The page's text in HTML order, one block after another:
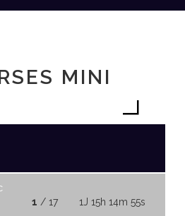
MINI
1 / 17 1J 15h 14m 55s